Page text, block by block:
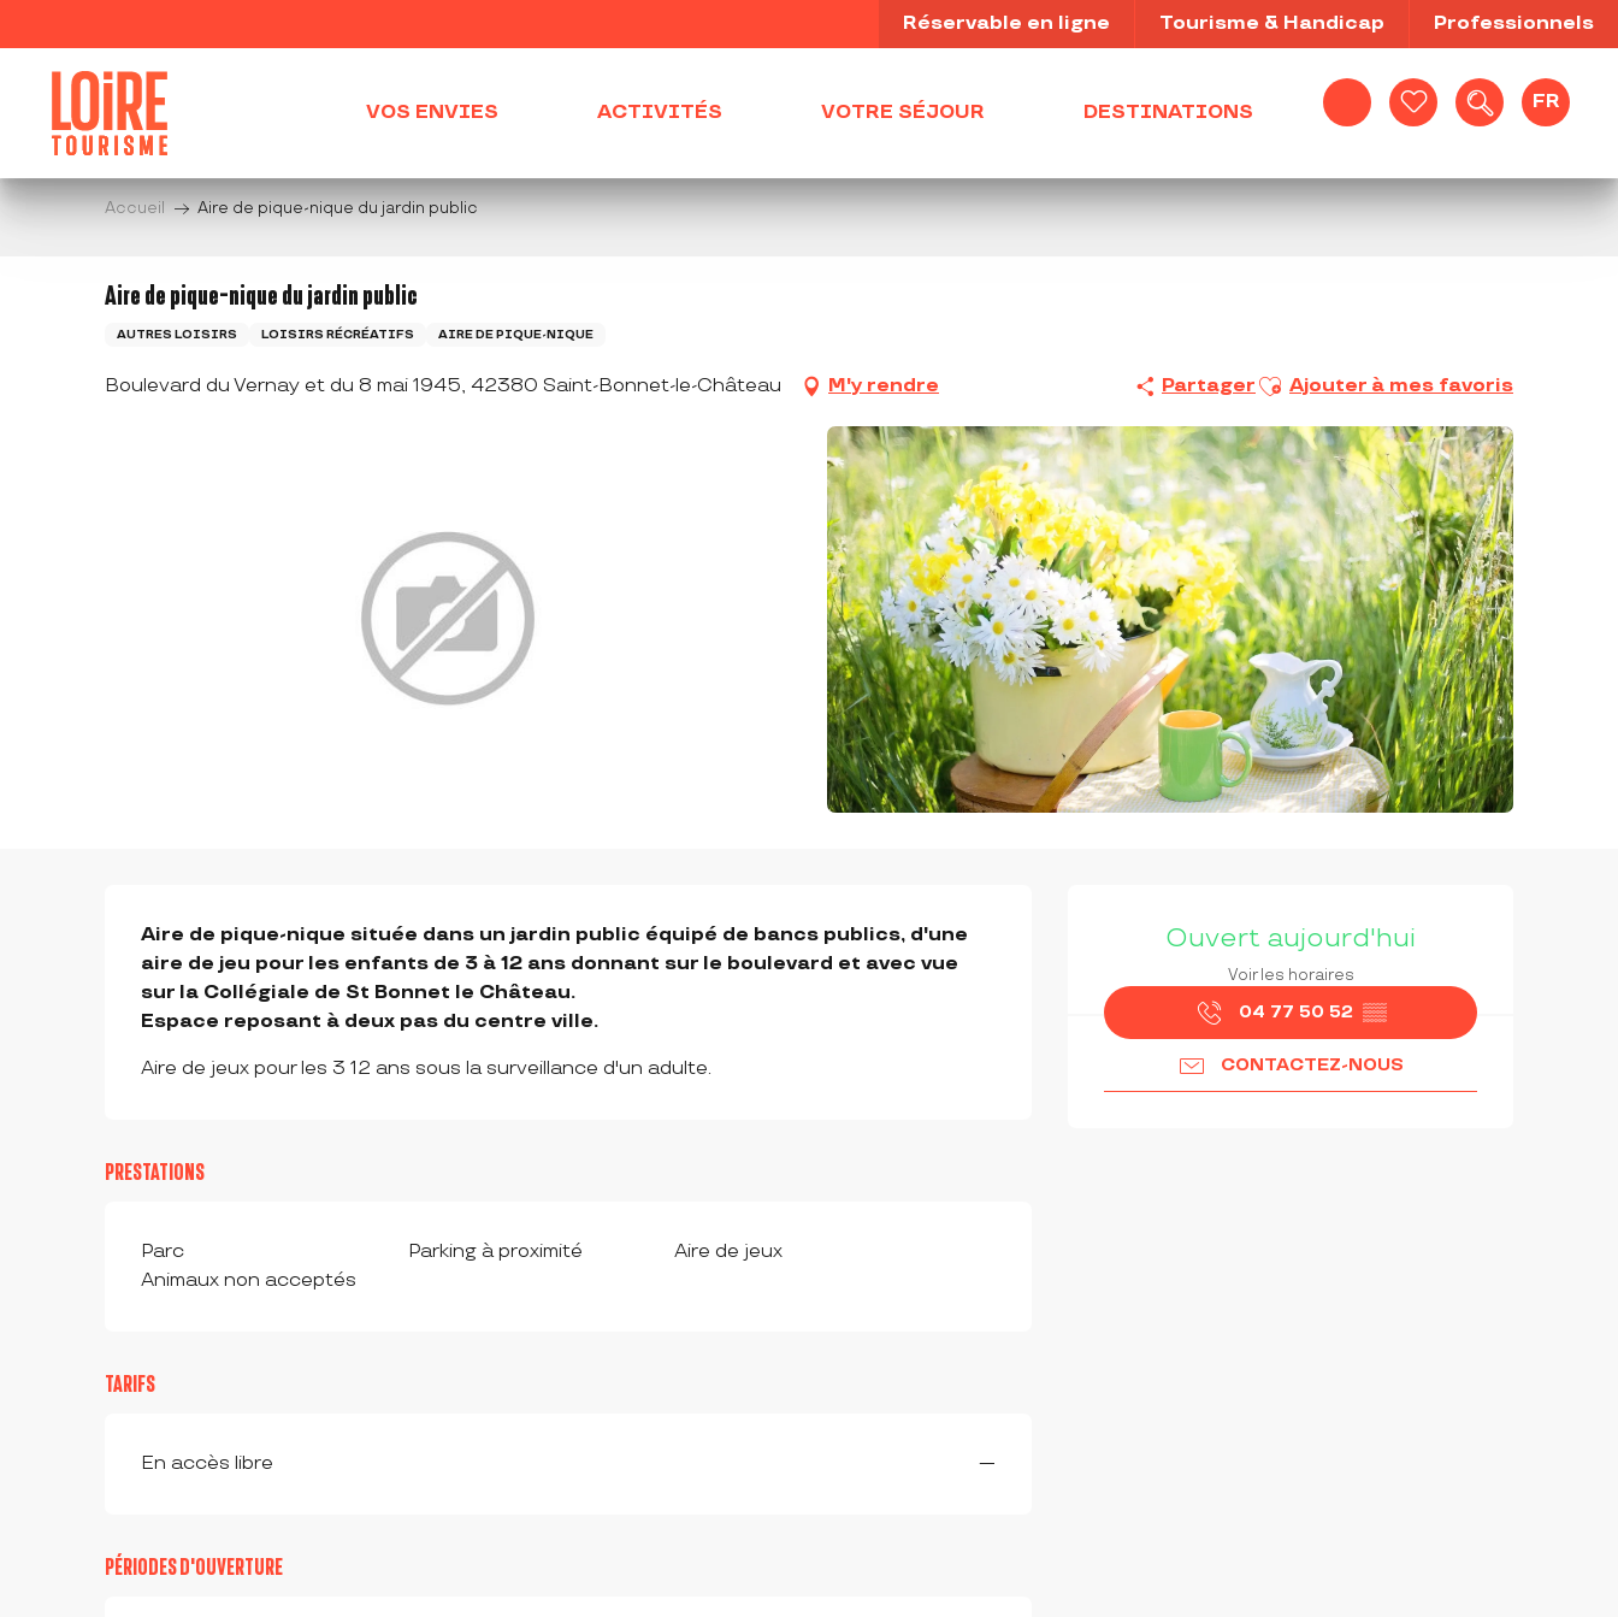
au
contenu
Recherche
FR
Réservable en ligne Tourisme & Handicap Professionnels
VOS ENVIES ACTIVITÉS VOTRE SÉJOUR DESTINATIONS
Accueil Aire de pique-nique du jardin public
Aire de pique-nique du jardin public
AUTRES LOISIRS LOISIRS RÉCRÉATIFS AIRE DE PIQUE-NIQUE
Boulevard du Vernay et du 8 mai 1945, 42380 Saint-Bonnet-le-Château M'y rendre Partager Ajouter aux favoris
Ajouter à mes favoris
OUVERTURE ET
Ouvert aujourd'hui
Voir les horaires
04 77 50 52 ▒▒
CONTACTEZ-NOUS
DESCRIPTION
Aire de pique-nique située dans un jardin public équipé de bancs publics, d'une
aire de jeu pour les enfants de 3 à 12 ans donnant sur le boulevard et avec vue
sur la Collégiale de St Bonnet le Château.
Espace reposant à deux pas du centre ville.
Aire de jeux pour les 3 12 ans sous la surveillance d'un adulte.
PRESTATIONS
Parc Parking à proximité
Aire de jeux
Animaux non acceptés
TARIFS
En accès libre —
PÉRIODES D'OUVERTURE